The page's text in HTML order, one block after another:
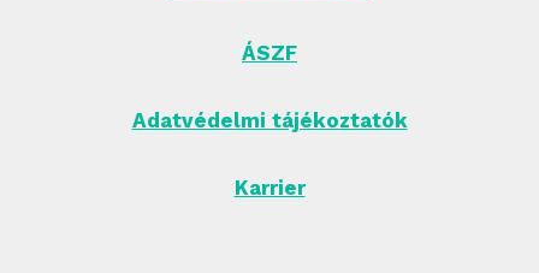
ÁSZF
Adatvédelmi tájékoztatók
Karrier